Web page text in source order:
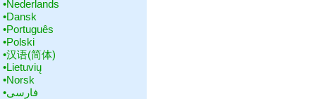
•‎Nederlands
•‎Dansk
•‎Português
•‎Polski
•‎汉语(简体)
•‎Lietuvių
•‎Norsk
•‎فارسی